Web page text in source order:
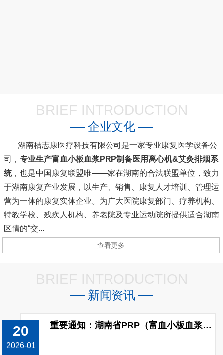
BRIEF INTRODUCTION
企业文化
湖南桔志康医疗科技有限公司是一家专业康复医学设备公
司， 专业生产富血小板血浆PRP制备医用离心机&艾灸排烟系
统，也是中国康复联盟唯――家在湖南的合法联盟单位，致力
于湖南康复产业发展，以生产、销售、康复人才培训、管理运
营为一体的康复实体企业。为广大医院康复部门、疗养机构、
特教学校、残疾人机构、养老院及专业运动院所提供适合湖南
区情的“交...
— 查看更多 —
BRIEF INTRODUCTION
新闻资讯
20
2026-01
重要通知：湖南省PRP（富血小板血浆）制备收费标准已调整!